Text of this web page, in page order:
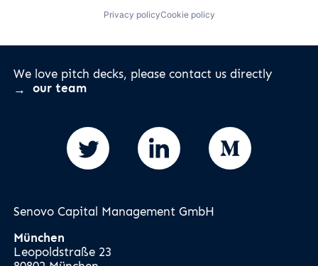
Privacy policyCookie policy
We love pitch decks, please contact us directly
our team
Senovo Capital Management GmbH
München
Leopoldstraße 23